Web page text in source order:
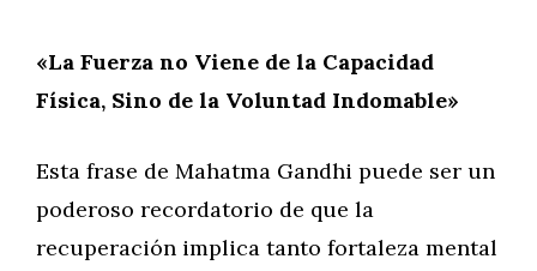
«La Fuerza no Viene de la Capacidad
Física, Sino de la Voluntad Indomable»
Esta frase de Mahatma Gandhi puede ser un
poderoso recordatorio de que la
recuperación implica tanto fortaleza mental